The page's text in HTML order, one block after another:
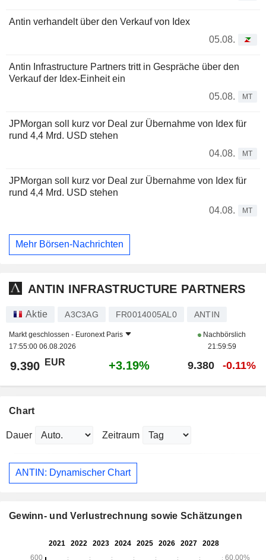
Antin verhandelt über den Verkauf von Idex
05.08.
Antin Infrastructure Partners tritt in Gespräche über den
Verkauf der Idex-Einheit ein
05.08.
MT
JPMorgan soll kurz vor Deal zur Übernahme von Idex für
rund 4,4 Mrd. USD stehen
04.08.
MT
JPMorgan soll kurz vor Deal zur Übernahme von Idex für
rund 4,4 Mrd. USD stehen
04.08.
MT
Mehr Börsen-Nachrichten
ANTIN INFRASTRUCTURE PARTNERS
Aktie A3C3AG FR0014005AL0 ANTIN
Markt geschlossen - Euronext Paris
17:55:00 06.08.2026
Nachbörslich
21:59:59
9.390 EUR +3.19% 9.380 -0.11%
Chart
Dauer Zeitraum
ANTIN: Dynamischer Chart
Gewinn- und Verlustrechnung sowie Schätzungen